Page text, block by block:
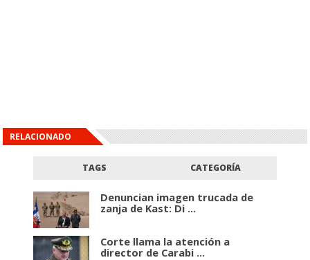
RELACIONADO
TAGS CATEGORÍA
Denuncian imagen trucada de
zanja de Kast: Di ...
Corte llama la atención a
director de Carabi ...